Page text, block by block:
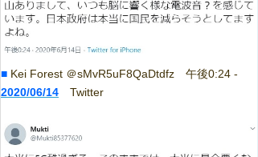
■ Kei Forest ＠sMvR5uF8QaDtdfz 午後0:24 -
2020/06/14 Twitter